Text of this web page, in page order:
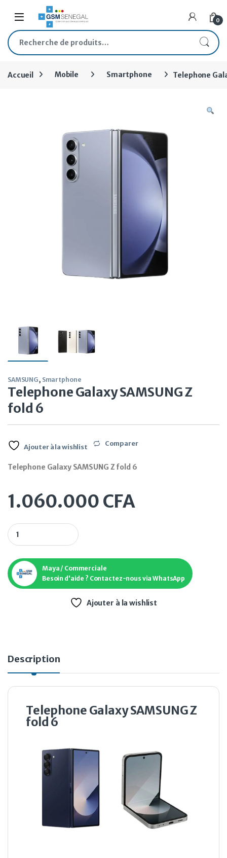
Skip to navigation
Skip to content
Open 0
Recherche pour :
Accueil Mobile Smartphone Telephone
SAMSUNG, Smartphone
Telephone Galaxy SAMSUNG Z
fold 6
Ajouter à la wishlist Comparer
Telephone Galaxy SAMSUNG Z fold 6
1.060.000 CFA
Telephone Galaxy SAMSUNG Z fold 6 quantity
Maya / Commerciale
Besoin d'aide ? Contactez-nous via WhatsApp
Ajouter à la wishlist
Description
Telephone Galaxy SAMSUNG Z
fold 6